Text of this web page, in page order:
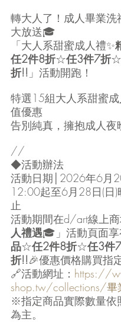
轉大人了！成人畢業洗
大放送🎓
「大人系甜蜜成人禮✨
任2件8折☆任3件7折☆
折!! 」活動開跑！
特選15組大人系甜蜜
值優惠
告別純真，擁抱成人
//
◆活動辦法
活動日期│2026年6月
12:00起至6月28日(日
止
活動期間在d/art線上
人禮遇🎓」活動頁面享
品☆任2件8折☆任3件
折!!🎉優惠價格購買指
🔗活動網址： https://
shop.tw/collections/畢
※指定商品實際數量依
為主。